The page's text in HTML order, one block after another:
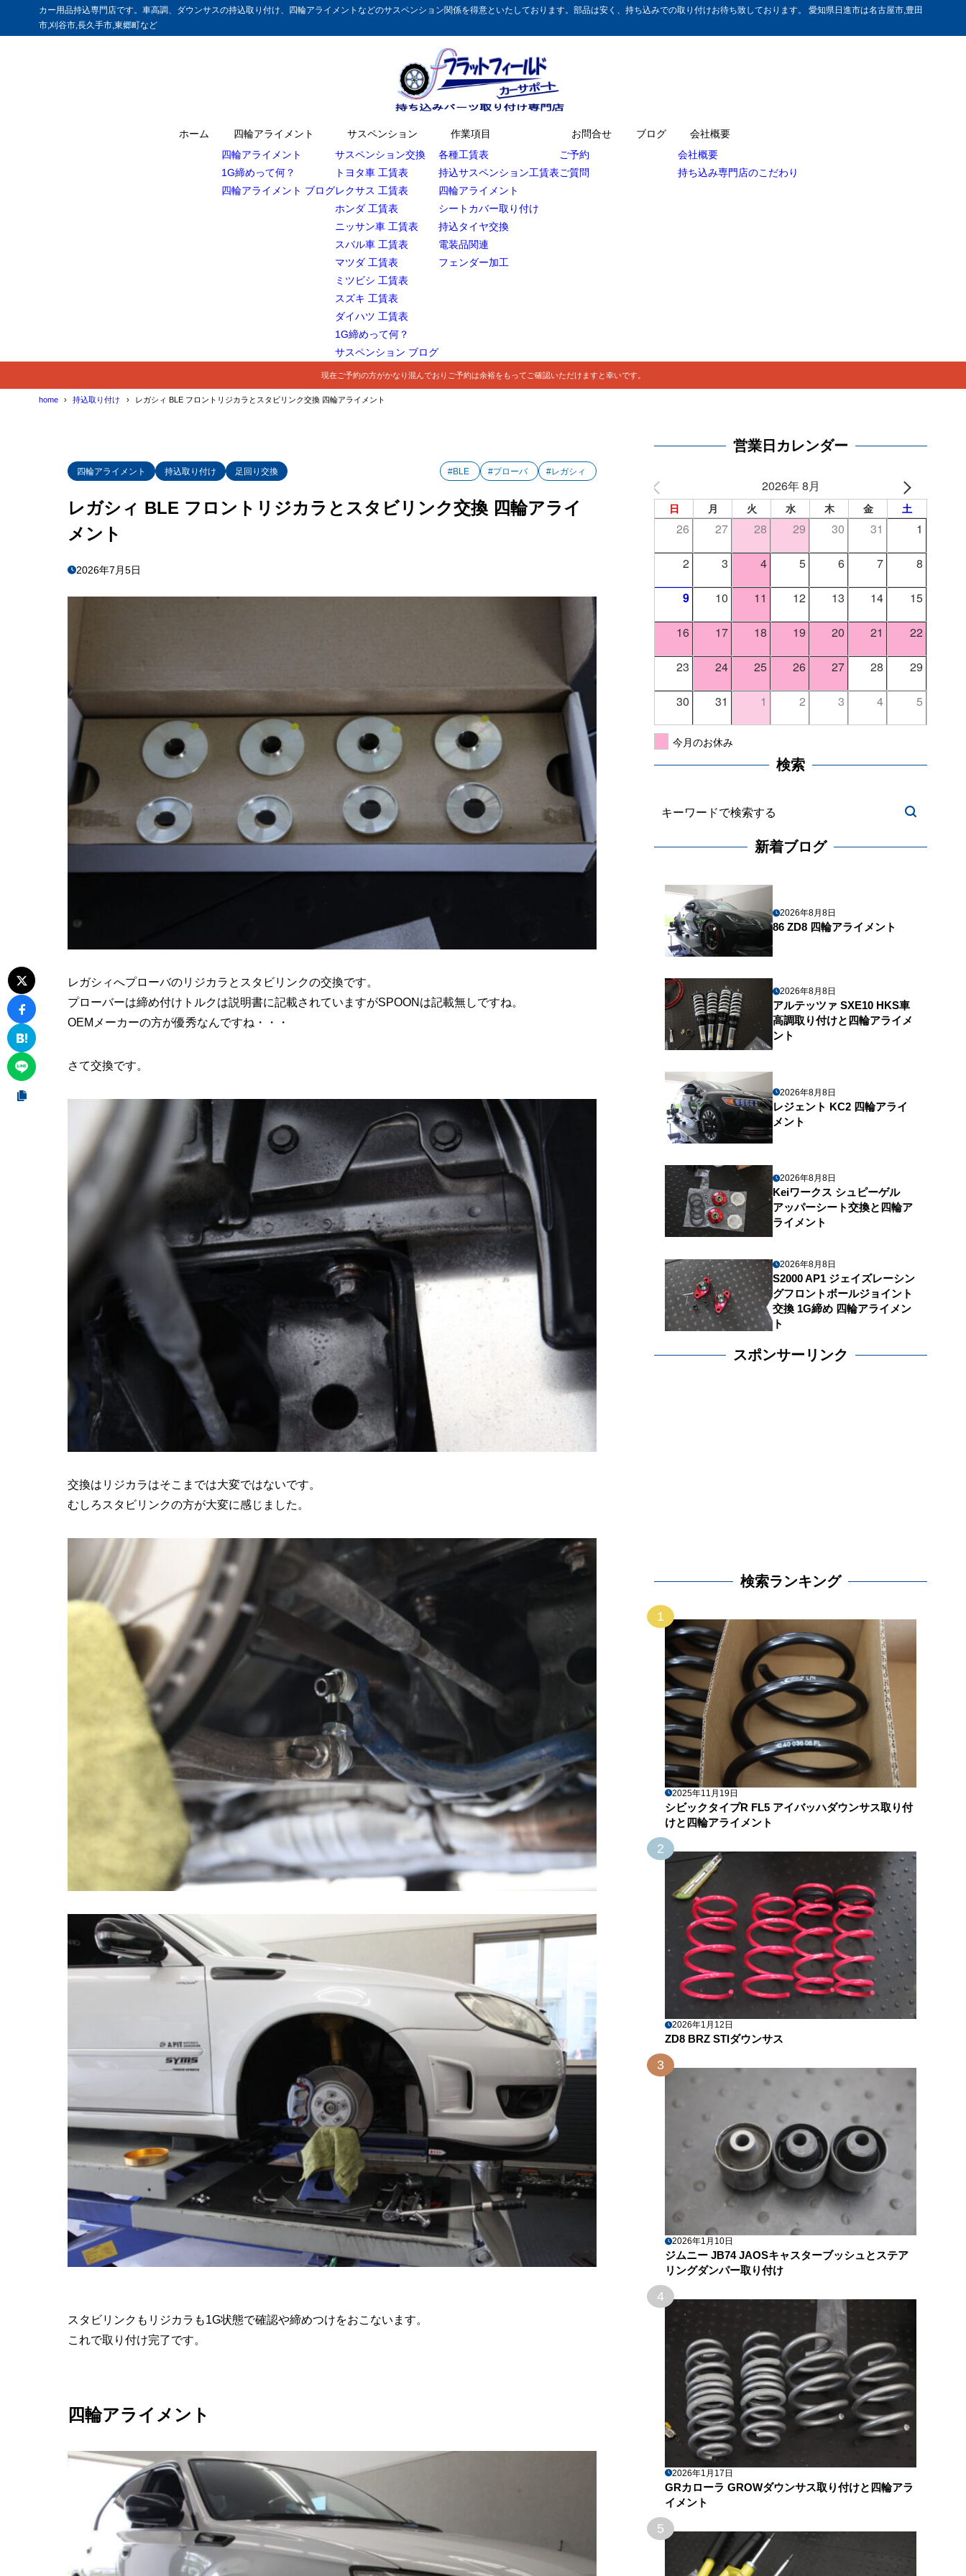
カー用品持込専門店です。車高調、ダウンサスの持込取り付け、四輪アライメントなどのサスペンション関係を得意といたしております。部品は安く、持ち込みでの取り付けお待ち致しております。 愛知県日進市は名古屋市,豊田
市,刈谷市,長久手市,東郷町など
ホーム
四輪アライメント
四輪アライメント
1G締めって何？
四輪アライメント ブログ
サスペンション
サスペンション交換
トヨタ車 工賃表
レクサス 工賃表
ホンダ 工賃表
ニッサン車 工賃表
スバル車 工賃表
マツダ 工賃表
ミツビシ 工賃表
スズキ 工賃表
ダイハツ 工賃表
1G締めって何？
サスペンション ブログ
作業項目
各種工賃表
持込サスペンション工賃表
四輪アライメント
シートカバー取り付け
持込タイヤ交換
電装品関連
フェンダー加工
お問合せ
ご予約
ご質問
ブログ
会社概要
会社概要
持ち込み専門店のこだわり
現在ご予約の方がかなり混んでおりご予約は余裕をもってご確認いただけますと幸いです。
home 持込取り付け レガシィ BLE フロントリジカラとスタビリンク交換 四輪アライメント
四輪アライメント 持込取り付け 足回り交換 #BLE #プローバ #レガシィ
レガシィ BLE フロントリジカラとスタビリンク交換 四輪アライ
メント
2026年7月5日
レガシィへプローバのリジカラとスタビリンクの交換です。
プローバーは締め付けトルクは説明書に記載されていますがSPOONは記載無しですね。
OEMメーカーの方が優秀なんですね・・・
さて交換です。
交換はリジカラはそこまでは大変ではないです。
むしろスタビリンクの方が大変に感じました。
スタビリンクもリジカラも1G状態で確認や締めつけをおこないます。
これで取り付け完了です。
四輪アライメント
営業日カレンダー
2026年 8月
日 月 火 水 木 金 土
26 27 28 29 30 31 1
2 3 4 5 6 7 8
9 10 11 12 13 14 15
16 17 18 19 20 21 22
23 24 25 26 27 28 29
30 31 1 2 3 4 5
今月のお休み
検索
新着ブログ
2026年8月8日
86 ZD8 四輪アライメント
2026年8月8日
アルテッツァ SXE10 HKS車
高調取り付けと四輪アライメ
ント
2026年8月8日
レジェント KC2 四輪アライ
メント
2026年8月8日
Keiワークス シュピーゲル
アッパーシート交換と四輪ア
ライメント
2026年8月8日
S2000 AP1 ジェイズレーシン
グフロントボールジョイント
交換 1G締め 四輪アライメン
ト
スポンサーリンク
検索ランキング
1
2025年11月19日
シビックタイプR FL5 アイバッハダウンサス取り付
けと四輪アライメント
2
2026年1月12日
ZD8 BRZ STIダウンサス
3
2026年1月10日
ジムニー JB74 JAOSキャスターブッシュとステア
リングダンパー取り付け
4
2026年1月17日
GRカローラ GROWダウンサス取り付けと四輪アラ
イメント
5